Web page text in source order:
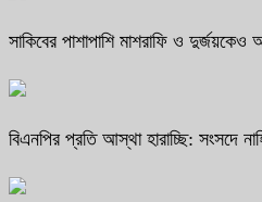
সাকিবের পাশাপাশি মাশরাফি ও
বিএনপির প্রতি আস্থা হারাচ্ছি: সংসদে